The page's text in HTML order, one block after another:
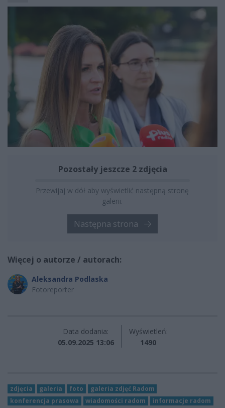
Pozostały jeszcze 2 zdjęcia
Przewijaj w dół aby wyświetlić następną stronę
galerii.
Następna strona
Więcej o autorze / autorach:
Aleksandra Podlaska
Fotoreporter
Data dodania:
05.09.2025 13:06
Wyświetleń:
1490
zdjęcia galeria foto
galeria zdjęć Radom
konferencja prasowa
wiadomości radom
informacje radom